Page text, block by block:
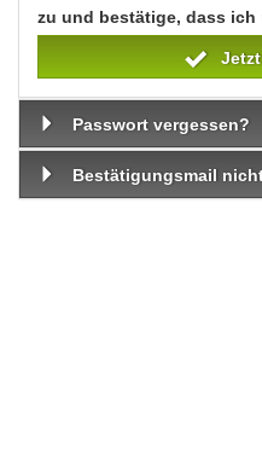
zu und bestätige, dass ich
Passwort vergessen?
Bestätigungsmail